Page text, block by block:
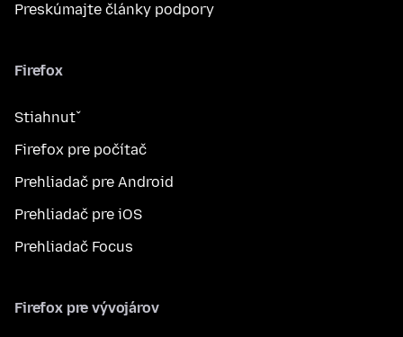
Preskúmajte články podpory
Firefox
Stiahnuť
Firefox pre počítač
Prehliadač pre Android
Prehliadač pre iOS
Prehliadač Focus
Firefox pre vývojárov